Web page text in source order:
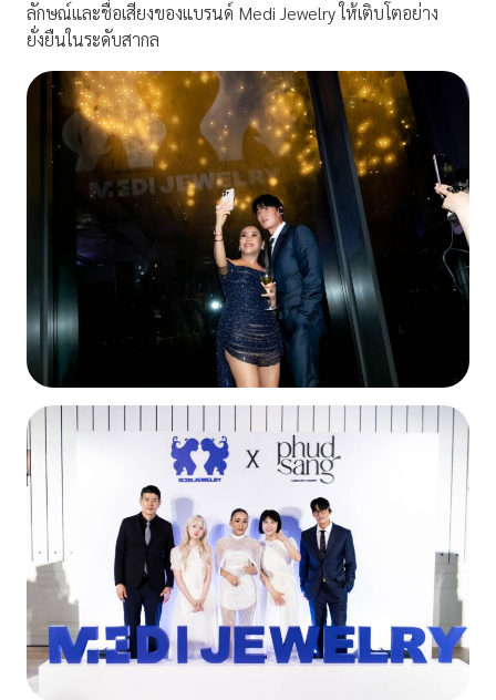
ลักษณ์และชื่อเสียงของแบรนด์ Medi Jewelry ให้เติบโตอย่าง
ยั่งยืนในระดับสากล